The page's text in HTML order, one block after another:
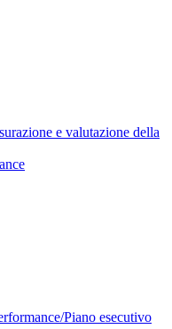
e valutazione della
Piano esecutivo